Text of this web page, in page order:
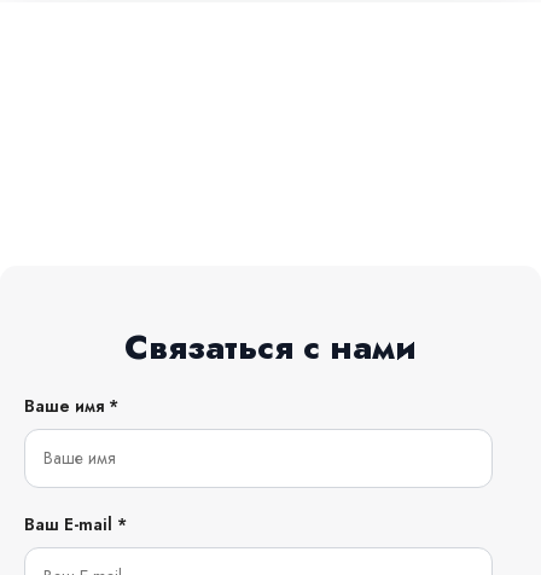
Связаться с нами
Ваше имя *
Ваш E-mail *